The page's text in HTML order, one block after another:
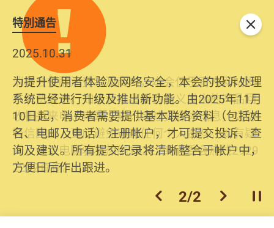
特別通告
2026.06.29
消委会提醒消费者及商户，本会仅于官方网站发
布消费警示。如接获以消委会名义发出的产品回
收相关来电、电邮、短讯或社交媒体讯息，切勿
轻信回应，更应避免透露任何个人资料。如有疑
问，请致电防骗易热线18222或消委会热线2929
2222查询。
2025.10.31
为提升使用者体验及网络安全，本会的投诉处理
系统已经进行升级及推出新功能。由2025年11月
10日起，消费者需要提供基本联络资料（包括姓
名、电邮及电话）注册帐户，才可提交投诉、查
询及建议。所有提交纪录将清晰整合于帐户中，
方便日后作出跟进。
上一个
2/2 下一个开
关闭